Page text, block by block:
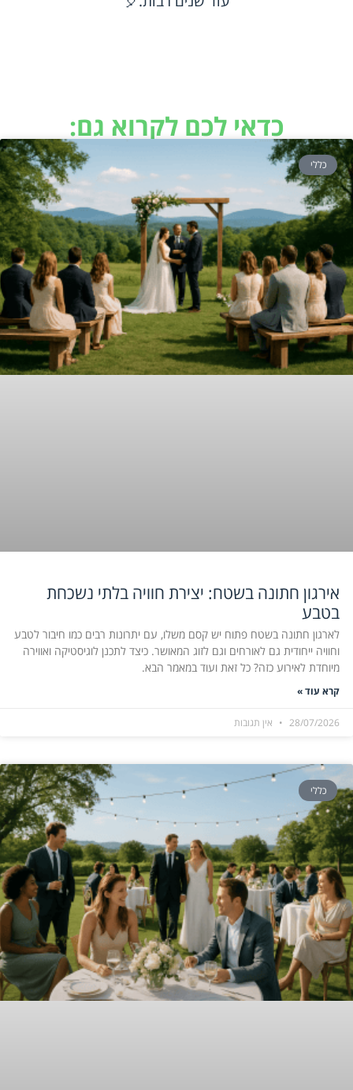
כדאי לכם לקרוא גם:
כללי
אירגון חתונה בשטח: יצירת חוויה בלתי נשכחת
בטבע
לארגון חתונה בשטח פתוח יש קסם משלו, עם יתרונות רבים כמו חיבור לטבע
וחוויה ייחודית גם לאורחים וגם לזוג המאושר. כיצד לתכנן לוגיסטיקה ואווירה
מיוחדת לאירוע כזה? כל זאת ועוד במאמר הבא.
קרא עוד »
28/07/2026 אין תגובות
כללי